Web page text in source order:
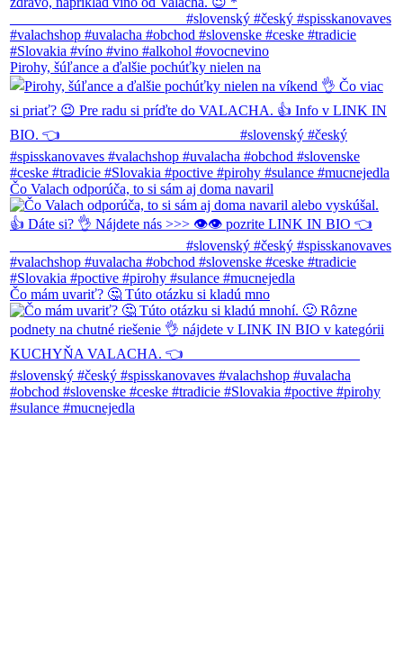
Pirohy, šúľance a ďalšie pochúťky nielen na
Čo Valach odporúča, to si sám aj doma navaril
Čo mám uvariť? 🤔 Túto otázku si kladú mno